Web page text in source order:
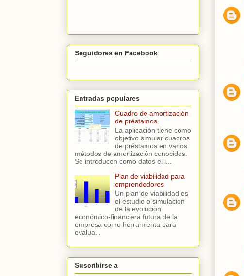
Seguidores en Facebook
Entradas populares
Cuadro de amortización
de préstamos
La aplicación tiene como
objetivo simular cuadros
de préstamos en varios
métodos de amortización conocidos.
Se introducen como datos el i...
Plan de viabilidad para
emprendedores
Un plan de viabilidad es
el estudio o simulación
de la evolución
económico-financiera futura de la
empresa como herramienta para
evalua...
Suscribirse a